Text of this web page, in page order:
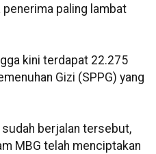
paling lambat
kini terdapat 22.275
Gizi (SPPG) yang
sudah berjalan tersebut,
MBG telah menciptakan